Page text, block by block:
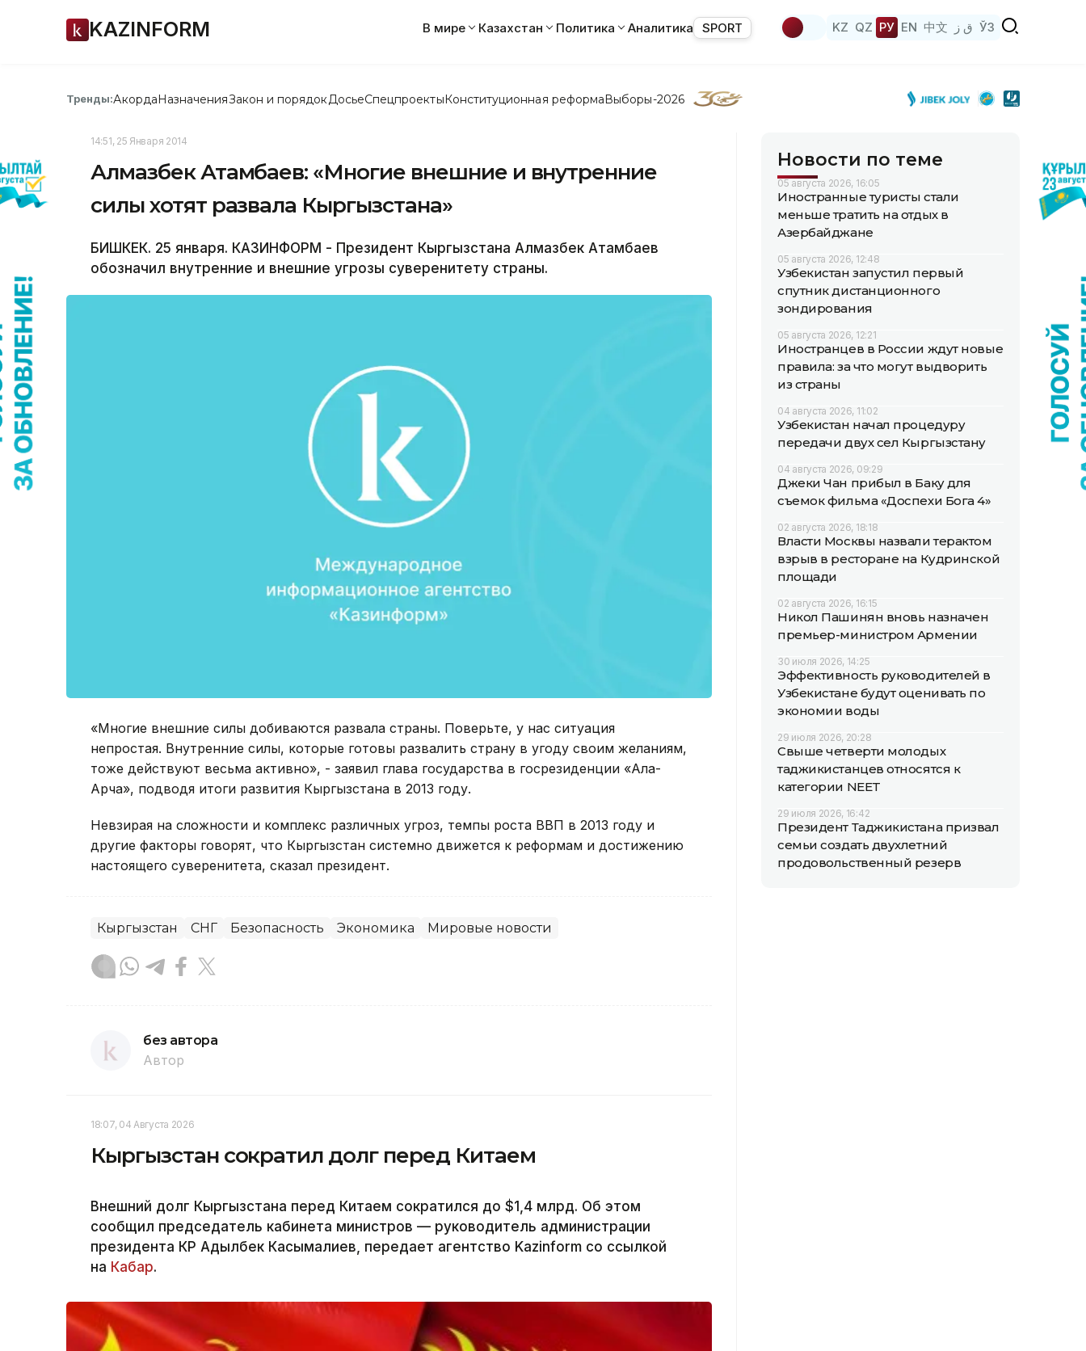
KAZINFORM В мире Казахстан Политика Аналитика SPORT KZ QZ РУ EN 中文 ق ز ЎЗ
Тренды:АкордаНазначенияЗакон и порядок ДосьеСпецпроектыКонституционная реформаВыборы-2026
14:51, 25 Января 2014
Алмазбек Атамбаев: «Многие внешние и внутренние
силы хотят развала Кыргызстана»
БИШКЕК. 25 января. КАЗИНФОРМ - Президент Кыргызстана Алмазбек Атамбаев
обозначил внутренние и внешние угрозы суверенитету страны.
«Многие внешние силы добиваются развала страны. Поверьте, у нас ситуация
непростая. Внутренние силы, которые готовы развалить страну в угоду своим желаниям,
тоже действуют весьма активно», - заявил глава государства в госрезиденции «Ала-
Арча», подводя итоги развития Кыргызстана в 2013 году.
Невзирая на сложности и комплекс различных угроз, темпы роста ВВП в 2013 году и
другие факторы говорят, что Кыргызстан системно движется к реформам и достижению
настоящего суверенитета, сказал президент.
Кыргызстан СНГ Безопасность Экономика Мировые новости
без автора
Автор
18:07, 04 Августа 2026
Кыргызстан сократил долг перед Китаем
Внешний долг Кыргызстана перед Китаем сократился до $1,4 млрд. Об этом
сообщил председатель кабинета министров — руководитель администрации
президента КР Адылбек Касымалиев, передает агентство Kazinform со ссылкой
на Кабар.
Новости по теме
05 августа 2026, 16:05
Иностранные туристы стали
меньше тратить на отдых в
Азербайджане
05 августа 2026, 12:48
Узбекистан запустил первый
спутник дистанционного
зондирования
05 августа 2026, 12:21
Иностранцев в России ждут новые
правила: за что могут выдворить
из страны
04 августа 2026, 11:02
Узбекистан начал процедуру
передачи двух сел Кыргызстану
04 августа 2026, 09:29
Джеки Чан прибыл в Баку для
съемок фильма «Доспехи Бога 4»
02 августа 2026, 18:18
Власти Москвы назвали терактом
взрыв в ресторане на Кудринской
площади
02 августа 2026, 16:15
Никол Пашинян вновь назначен
премьер-министром Армении
30 июля 2026, 14:25
Эффективность руководителей в
Узбекистане будут оценивать по
экономии воды
29 июля 2026, 20:28
Свыше четверти молодых
таджикистанцев относятся к
категории NEET
29 июля 2026, 16:42
Президент Таджикистана призвал
семьи создать двухлетний
продовольственный резерв